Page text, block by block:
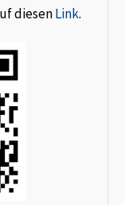
diesenLink.